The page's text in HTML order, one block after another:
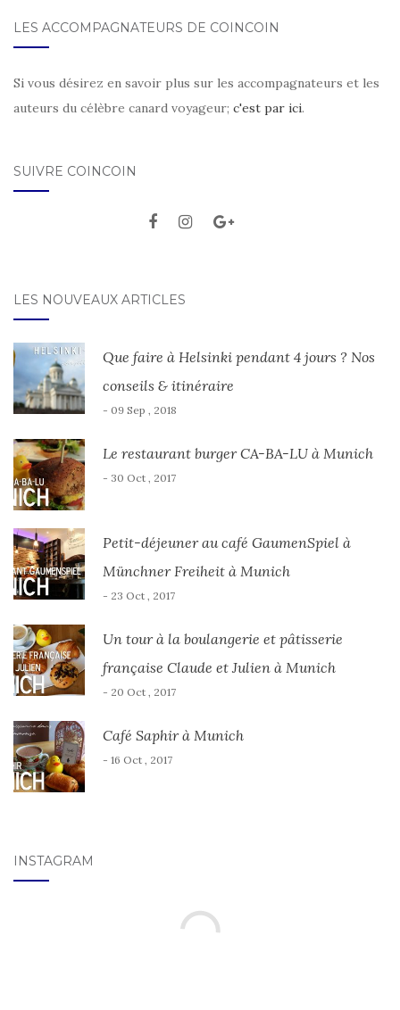
LES ACCOMPAGNATEURS DE COINCOIN
Si vous désirez en savoir plus sur les accompagnateurs et les
auteurs du célèbre canard voyageur; c'est par ici.
SUIVRE COINCOIN
LES NOUVEAUX ARTICLES
Que faire à Helsinki pendant 4 jours ? Nos
conseils & itinéraire
- 09 Sep , 2018
Le restaurant burger CA-BA-LU à Munich
- 30 Oct , 2017
Petit-déjeuner au café GaumenSpiel à
Münchner Freiheit à Munich
- 23 Oct , 2017
Un tour à la boulangerie et pâtisserie
française Claude et Julien à Munich
- 20 Oct , 2017
Café Saphir à Munich
- 16 Oct , 2017
INSTAGRAM